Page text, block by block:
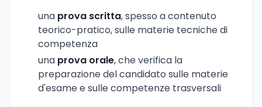
una prova scritta, spesso a contenuto
teorico-pratico, sulle materie tecniche di
competenza
una prova orale, che verifica la
preparazione del candidato sulle materie
d'esame e sulle competenze trasversali